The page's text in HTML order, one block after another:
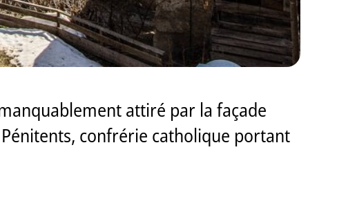
attiré par la façade
confrérie catholique portant